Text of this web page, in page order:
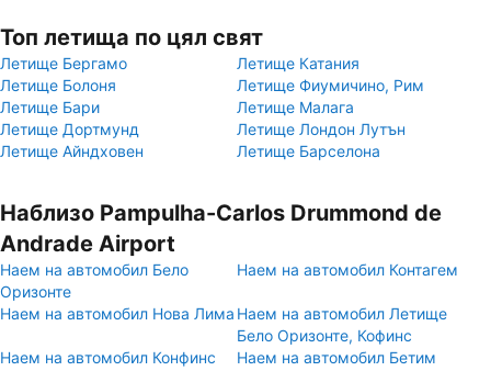
Топ летища по цял свят
Летище Бергамо
Летище Катания
Летище Болоня
Летище Фиумичино, Рим
Летище Бари
Летище Малага
Летище Дортмунд
Летище Лондон Лутън
Летище Айндховен
Летище Барселона
Наблизо Pampulha-Carlos Drummond de
Andrade Airport
Наем на автомобил Бело
Оризонте
Наем на автомобил Контагем
Наем на автомобил Нова Лима Наем на автомобил Летище
Бело Оризонте, Кофинс
Наем на автомобил Конфинс
Наем на автомобил Бетим